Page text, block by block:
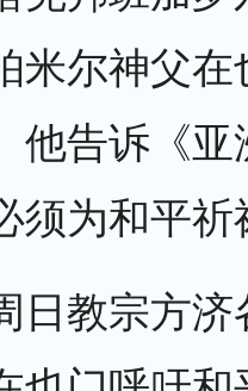
米尔神父
他告诉《
须为和平祈
日教宗方